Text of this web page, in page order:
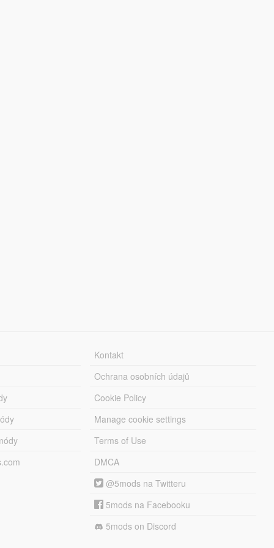
Kontakt
Ochrana osobních údajů
Cookie Policy
Manage cookie settings
Terms of Use
DMCA
@5mods na Twitteru
5mods na Facebooku
5mods on Discord